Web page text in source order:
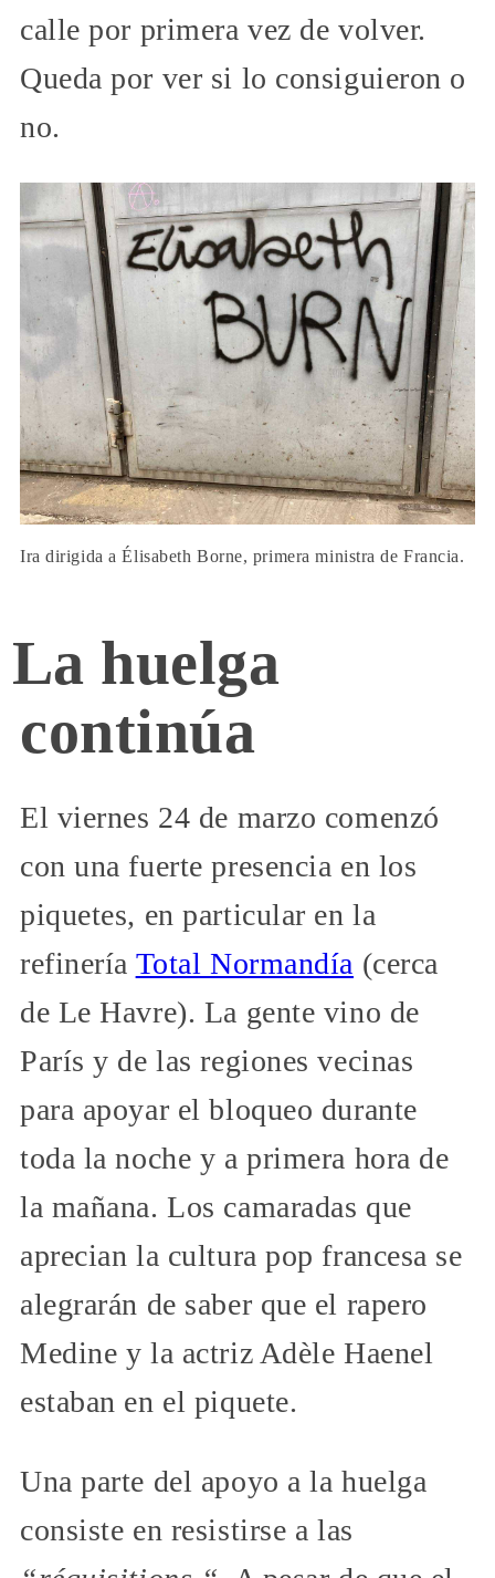
calle por primera vez de volver.
Queda por ver si lo consiguieron o
no.
Ira dirigida a Élisabeth Borne, primera ministra de Francia.
La huelga
continúa
El viernes 24 de marzo comenzó
con una fuerte presencia en los
piquetes, en particular en la
refinería Total Normandía (cerca
de Le Havre). La gente vino de
París y de las regiones vecinas
para apoyar el bloqueo durante
toda la noche y a primera hora de
la mañana. Los camaradas que
aprecian la cultura pop francesa se
alegrarán de saber que el rapero
Medine y la actriz Adèle Haenel
estaban en el piquete.
Una parte del apoyo a la huelga
consiste en resistirse a las